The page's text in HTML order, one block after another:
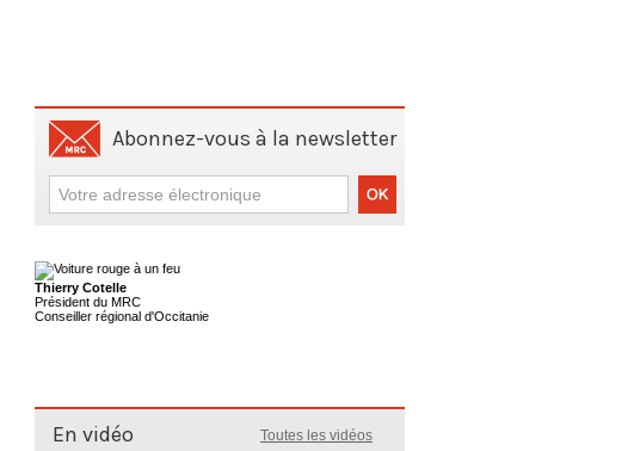
Abonnez-vous à la newsletter
Thierry Cotelle
Président du MRC
Conseiller régional d'Occitanie
En vidéo Toutes les vidéos